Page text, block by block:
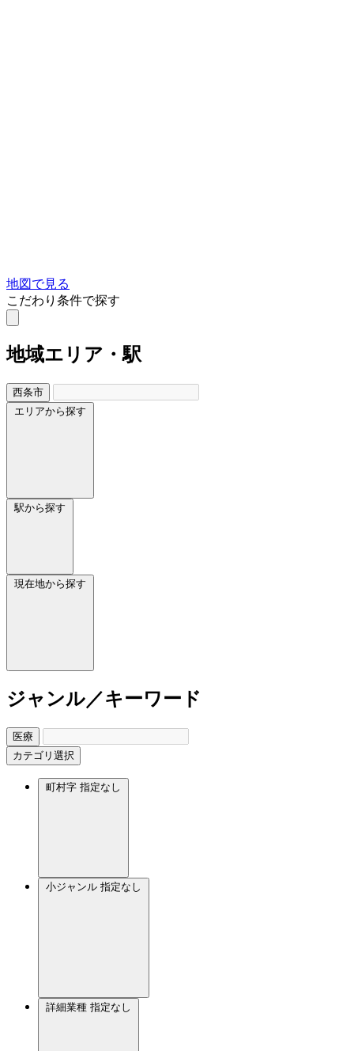
地図で見る
こだわり条件で探す
地域エリア・駅
西条市
エリアから探す
駅から探す
現在地から探す
ジャンル／キーワード
医療
カテゴリ選択
町村字 指定なし
小ジャンル 指定なし
詳細業種 指定なし